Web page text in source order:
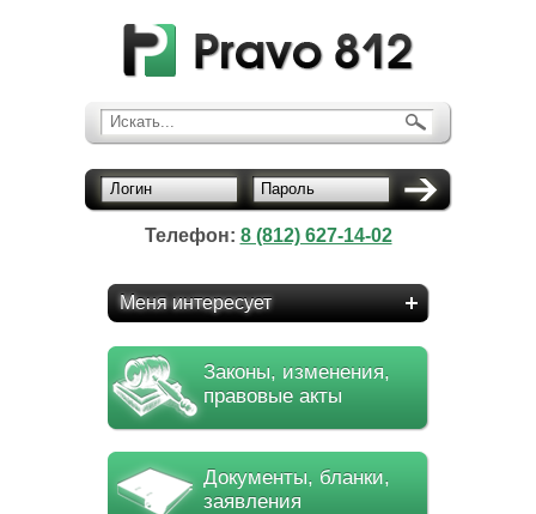
Искать...
Логин Пароль
Телефон: 8 (812) 627-14-02
Меня интересует
Законы, изменения,
правовые акты
Документы, бланки,
заявления